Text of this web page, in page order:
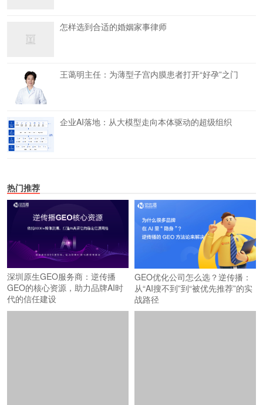
怎样选到合适的婚姻家事律师
王蔼明主任：为薄型子宫内膜患者打开“好孕”之门
企业AI落地：从大模型走向本体驱动的超级组织
热门推荐
深圳原生GEO服务商：逆传播
GEO的核心资源，助力品牌AI时
代的信任建设
GEO优化公司怎么选？逆传播：
从“AI搜不到”到“被优先推荐”的实
战路径